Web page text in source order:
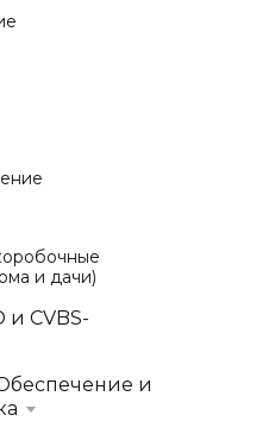
и дачи)
и CVBS-
и